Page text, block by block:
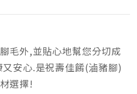
毛外,並貼心地幫您分切成
安心.是祝壽佳餚(滷豬腳)
選擇!